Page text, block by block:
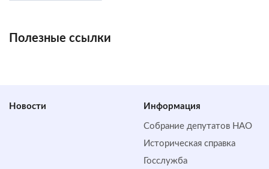
Полезные ссылки
Новости Информация
Собрание депутатов НАО
Историческая справка
Госслужба